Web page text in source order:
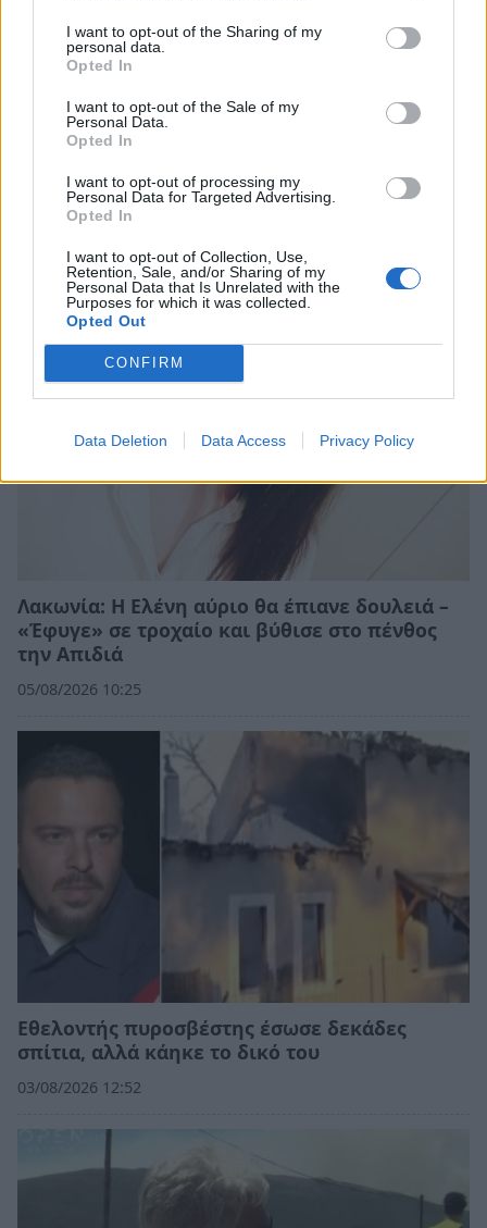
I want to opt-out of the Sharing of my
personal data.
Opted In
I want to opt-out of the Sale of my
Personal Data.
Opted In
I want to opt-out of processing my
Personal Data for Targeted Advertising.
Opted In
I want to opt-out of Collection, Use,
Retention, Sale, and/or Sharing of my
Personal Data that Is Unrelated with the
Purposes for which it was collected.
Opted Out
CONFIRM
Data Deletion Data Access Privacy Policy
Λακωνία: Η Ελένη αύριο θα έπιανε δουλειά –
«Έφυγε» σε τροχαίο και βύθισε στο πένθος
την Απιδιά
05/08/2026 10:25
Εθελοντής πυροσβέστης έσωσε δεκάδες
σπίτια, αλλά κάηκε το δικό του
03/08/2026 12:52